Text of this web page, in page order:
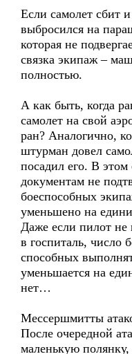
Если самолет сбит
выбросился на
которая не
связка экипаж –
полностью.
А как быть, когда
самолет на свой
ран? Аналогично,
штурман довел
посадил его. В этом
документам не
боеспособных
уменьшено на
Даже если пилот не
в госпиталь, число
способных
уменьшается на
нет…
Мессершмитты
После очередной
маленькую